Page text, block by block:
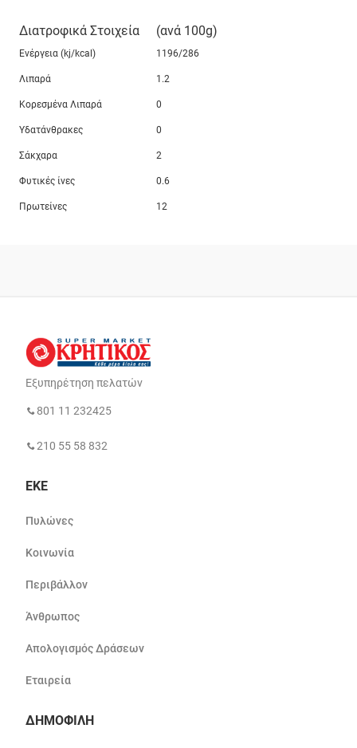
Διατροφικά Στοιχεία (ανά 100g)
Ενέργεια (kj/kcal) 1196/286
Λιπαρά 1.2
Κορεσμένα Λιπαρά 0
Υδατάνθρακες 0
Σάκχαρα 2
Φυτικές ίνες 0.6
Πρωτείνες 12
Εξυπηρέτηση πελατών
801 11 232425
210 55 58 832
ΕΚΕ
Πυλώνες
Κοινωνία
Περιβάλλον
Άνθρωπος
Απολογισμός Δράσεων
Εταιρεία
ΔΗΜΟΦΙΛΗ